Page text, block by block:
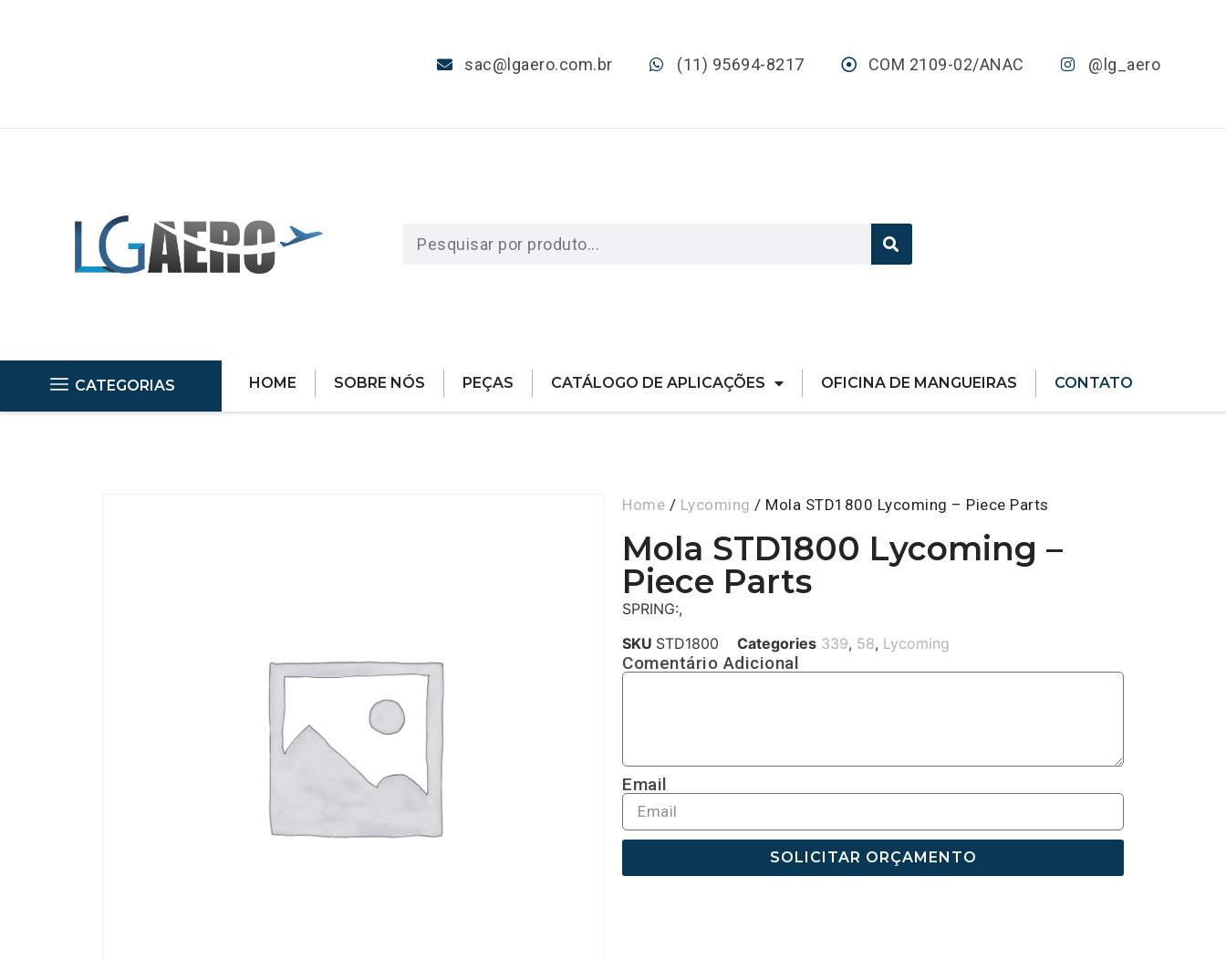
sac@lgaero.com.br (11) 95694-8217 COM 2109-02/ANAC @lg_aero
CATEGORIAS HOME SOBRE NÓS PEÇAS CATÁLOGO DE APLICAÇÕES OFICINA DE MANGUEIRAS CONTATO
Home / Lycoming / Mola STD1800 Lycoming – Piece Parts
Mola STD1800 Lycoming –
Piece Parts
SPRING:,
SKU STD1800 Categories 339, 58, Lycoming
Comentário Adicional
Email
SOLICITAR ORÇAMENTO